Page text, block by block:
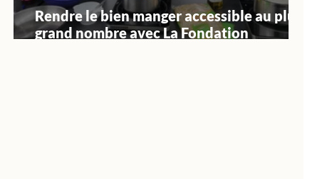
Rendre le bien manger accessible au plus
grand nombre avec La Fondation